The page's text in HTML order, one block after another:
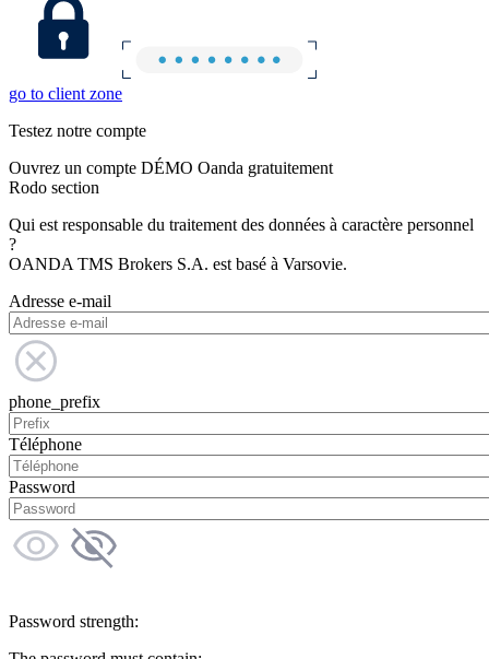
go to client zone
Testez notre compte
Ouvrez un compte DÉMO Oanda gratuitement
Rodo section
Qui est responsable du traitement des données à caractère personnel
?
OANDA TMS Brokers S.A. est basé à Varsovie.
Adresse e-mail
phone_prefix
Téléphone
Password
Password strength: